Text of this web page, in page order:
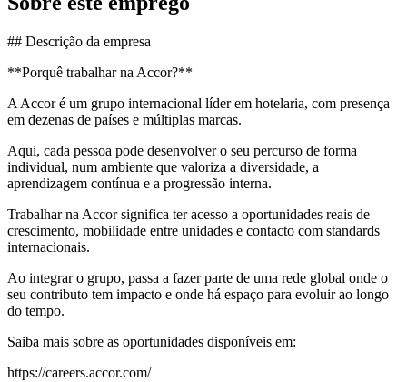
## Descrição da empresa
**Porquê trabalhar na Accor?**
A Accor é um grupo internacional líder em hotelaria, com presença
em dezenas de países e múltiplas marcas.
Aqui, cada pessoa pode desenvolver o seu percurso de forma
individual, num ambiente que valoriza a diversidade, a
aprendizagem contínua e a progressão interna.
Trabalhar na Accor significa ter acesso a oportunidades reais de
crescimento, mobilidade entre unidades e contacto com standards
internacionais.
Ao integrar o grupo, passa a fazer parte de uma rede global onde o
seu contributo tem impacto e onde há espaço para evoluir ao longo
do tempo.
Saiba mais sobre as oportunidades disponíveis em:
https://careers.accor.com/